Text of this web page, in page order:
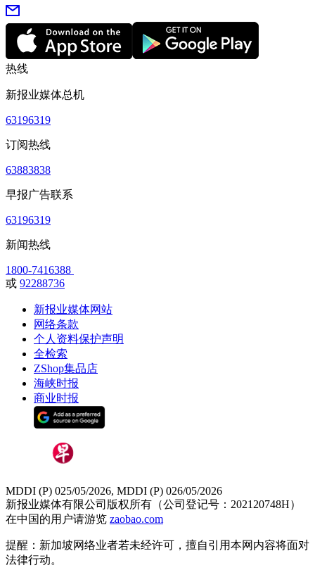
热线
新报业媒体总机
63196319
订阅热线
63883838
早报广告联系
63196319
新闻热线
1800-7416388
或 92288736
新报业媒体网站
网络条款
个人资料保护声明
全检索
ZShop集品店
海峡时报
商业时报
MDDI (P) 025/05/2026, MDDI (P) 026/05/2026
新报业媒体有限公司版权所有（公司登记号：202120748H）
在中国的用户请游览 zaobao.com
提醒：新加坡网络业者若未经许可，擅自引用本网内容将面对
法律行动。